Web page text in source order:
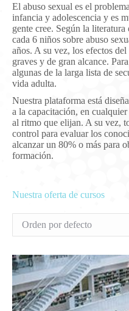
El abuso sexual es el
infancia y adolescencia y es
gente cree. Según la
cada 6 niños sobre abuso
años. A su vez, los efectos
graves y de gran alcance.
algunas de la larga lista de
vida adulta.
Nuestra plataforma está
a la capacitación, en
al ritmo que elijan. A su vez,
control para evaluar los
alcanzar un 80% o más para
formación.
Nuestra oferta de cursos